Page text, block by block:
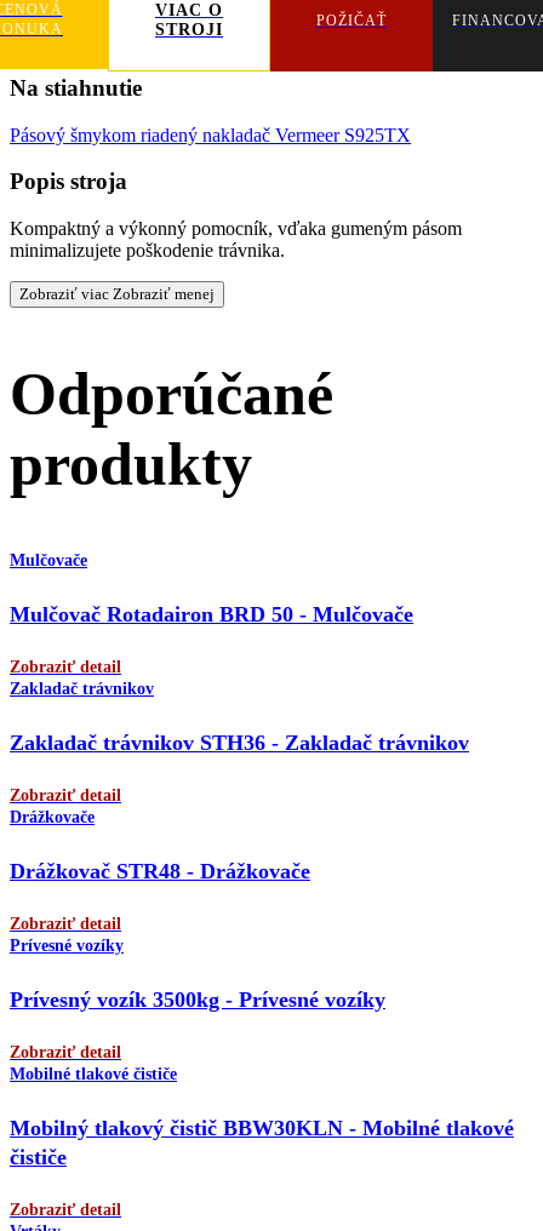
VIAC O
STROJI
POŽIČAŤ
Na stiahnutie
Pásový šmykom riadený nakladač Vermeer S925TX
Popis stroja
Kompaktný a výkonný pomocník, vďaka gumeným pásom
minimalizujete poškodenie trávnika.
Zobraziť viac Zobraziť menej
Odporúčané
produkty
Mulčovače
Mulčovač Rotadairon BRD 50 - Mulčovače
Zobraziť detail
Zakladač trávnikov
Zakladač trávnikov STH36 - Zakladač trávnikov
Zobraziť detail
Drážkovače
Drážkovač STR48 - Drážkovače
Zobraziť detail
Prívesné vozíky
Prívesný vozík 3500kg - Prívesné vozíky
Zobraziť detail
Mobilné tlakové čističe
Mobilný tlakový čistič BBW30KLN - Mobilné tlakové
čističe
Zobraziť detail